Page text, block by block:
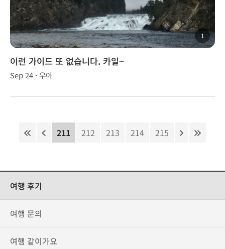
1
이런 가이드 또 없습니다. 카일~
Sep 24 · 우아
211 212 213 214 215
여행 후기
여행 문의
여행 같이가요